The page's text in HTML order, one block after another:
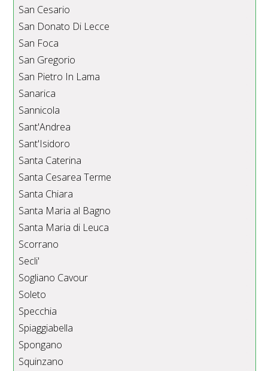
San Cesario
San Donato Di Lecce
San Foca
San Gregorio
San Pietro In Lama
Sanarica
Sannicola
Sant'Andrea
Sant'Isidoro
Santa Caterina
Santa Cesarea Terme
Santa Chiara
Santa Maria al Bagno
Santa Maria di Leuca
Scorrano
Secli'
Sogliano Cavour
Soleto
Specchia
Spiaggiabella
Spongano
Squinzano